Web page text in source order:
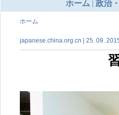
ホーム
japanese.china.org.cn | 25. 09.